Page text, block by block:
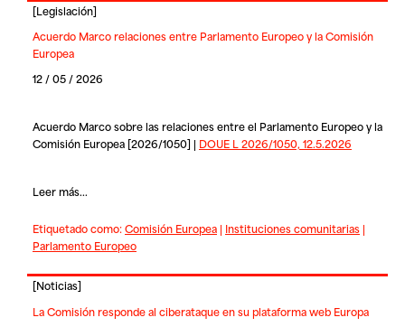
[Legislación]
Acuerdo Marco relaciones entre Parlamento Europeo y la Comisión
Europea
12 / 05 / 2026
Acuerdo Marco sobre las relaciones entre el Parlamento Europeo y la
Comisión Europea [2026/1050] | DOUE L 2026/1050, 12.5.2026
Leer más...
Etiquetado como:Comisión Europea| Instituciones comunitarias|
Parlamento Europeo
[Noticias]
La Comisión responde al ciberataque en su plataforma web Europa